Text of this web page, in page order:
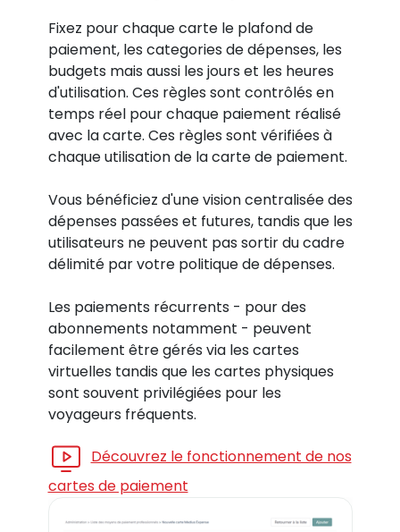
Fixez pour chaque carte le plafond de
paiement, les categories de dépenses, les
budgets mais aussi les jours et les heures
d'utilisation. Ces règles sont contrôlés en
temps réel pour chaque paiement réalisé
avec la carte. Ces règles sont vérifiées à
chaque utilisation de la carte de paiement.
Vous bénéficiez d'une vision centralisée des
dépenses passées et futures, tandis que les
utilisateurs ne peuvent pas sortir du cadre
délimité par votre politique de dépenses.
Les paiements récurrents - pour des
abonnements notamment - peuvent
facilement être gérés via les cartes
virtuelles tandis que les cartes physiques
sont souvent privilégiées pour les
voyageurs fréquents.
Découvrez le fonctionnement de nos
cartes de paiement